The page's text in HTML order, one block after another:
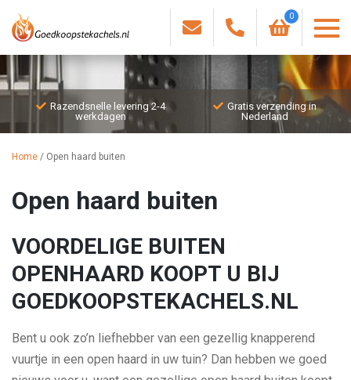
0
Razendsnelle levering 2-4
werkdagen
Gratis verzending in
Nederland
Home / Open haard buiten
Open haard buiten
VOORDELIGE BUITEN
OPENHAARD KOOPT U BIJ
GOEDKOOPSTEKACHELS.NL
Bent u ook zo’n liefhebber van een gezellig knapperend
vuurtje in een open haard in uw tuin? Dan hebben we goed